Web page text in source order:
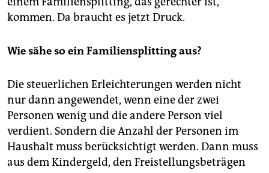
kommen. Da braucht es jetzt Druck.
Wie sähe so ein Familiensplitting aus?
Die steuerlichen Erleichterungen werden nicht
nur dann angewendet, wenn eine der zwei
Personen wenig und die andere Person viel
verdient. Sondern die Anzahl der Personen im
Haushalt muss berücksichtigt werden. Dann muss
aus dem Kindergeld, den Freistellungsbeträgen